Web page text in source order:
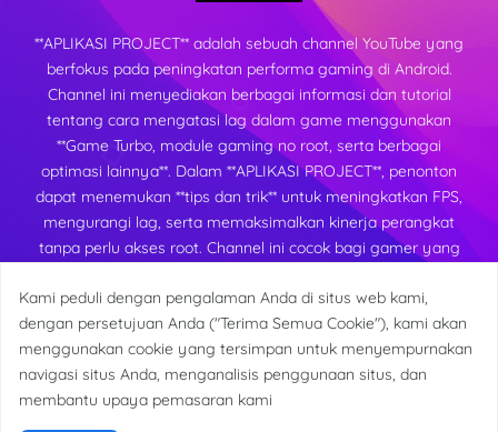
**APLIKASI PROJECT** adalah sebuah channel YouTube yang
berfokus pada peningkatan performa gaming di Android.
Channel ini menyediakan berbagai informasi dan tutorial
tentang cara mengatasi lag dalam game menggunakan
**Game Turbo, module gaming no root, serta berbagai
optimasi lainnya**. Dalam **APLIKASI PROJECT**, penonton
dapat menemukan **tips dan trik** untuk meningkatkan FPS,
mengurangi lag, serta memaksimalkan kinerja perangkat
tanpa perlu akses root. Channel ini cocok bagi gamer yang
dan stabil di berbagai perangkat Android.
Kami peduli dengan pengalaman Anda di situs web kami,
dengan persetujuan Anda ("Terima Semua Cookie"), kami akan
menggunakan cookie yang tersimpan untuk menyempurnakan
navigasi situs Anda, menganalisis penggunaan situs, dan
membantu upaya pemasaran kami